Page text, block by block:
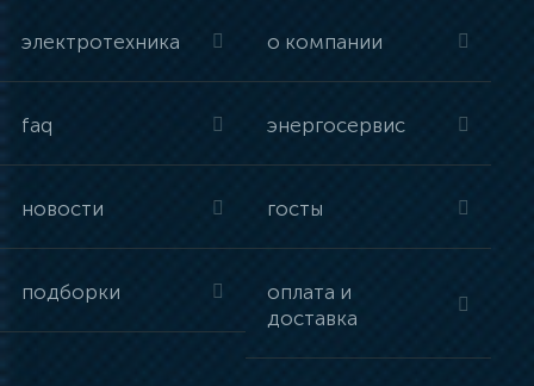
электротехника о компании
faq энергосервис
новости госты
подборки
оплата и
доставка